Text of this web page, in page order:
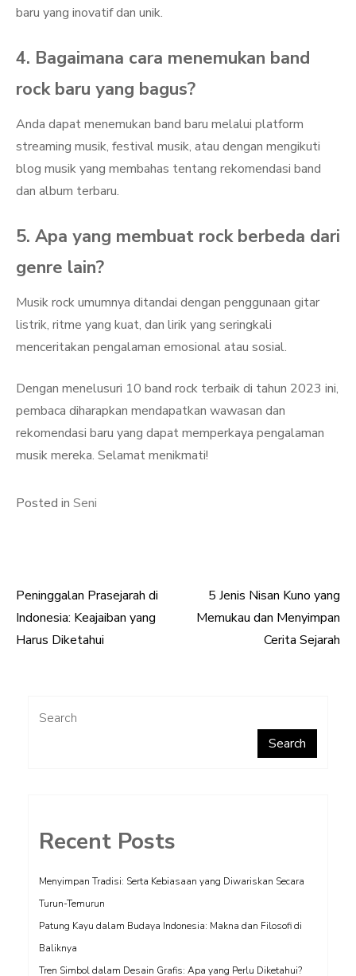
baru yang inovatif dan unik.
4. Bagaimana cara menemukan band
rock baru yang bagus?
Anda dapat menemukan band baru melalui platform
streaming musik, festival musik, atau dengan mengikuti
blog musik yang membahas tentang rekomendasi band
dan album terbaru.
5. Apa yang membuat rock berbeda dari
genre lain?
Musik rock umumnya ditandai dengan penggunaan gitar
listrik, ritme yang kuat, dan lirik yang seringkali
menceritakan pengalaman emosional atau sosial.
Dengan menelusuri 10 band rock terbaik di tahun 2023 ini,
pembaca diharapkan mendapatkan wawasan dan
rekomendasi baru yang dapat memperkaya pengalaman
musik mereka. Selamat menikmati!
Posted in Seni
Post
navigation
Peninggalan Prasejarah di
Indonesia: Keajaiban yang
Harus Diketahui
5 Jenis Nisan Kuno yang
Memukau dan Menyimpan
Cerita Sejarah
Search
Search
Recent Posts
Menyimpan Tradisi: Serta Kebiasaan yang Diwariskan Secara
Turun-Temurun
Patung Kayu dalam Budaya Indonesia: Makna dan Filosofi di
Baliknya
Tren Simbol dalam Desain Grafis: Apa yang Perlu Diketahui?